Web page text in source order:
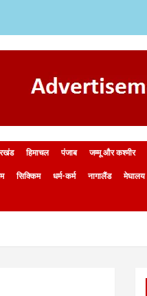
हिमाचल पंजाब जम्मू और कश्मीर
सिक्किम धर्म-कर्म नागालैंड मेघालय